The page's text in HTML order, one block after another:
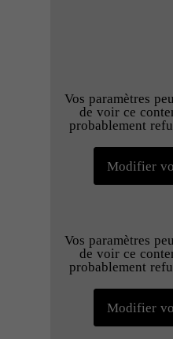
En partenariat
dans le cadre du
Vos paramètres
de voir ce
probablement
Modifier
Vos paramètres
de voir ce
probablement
Modifier